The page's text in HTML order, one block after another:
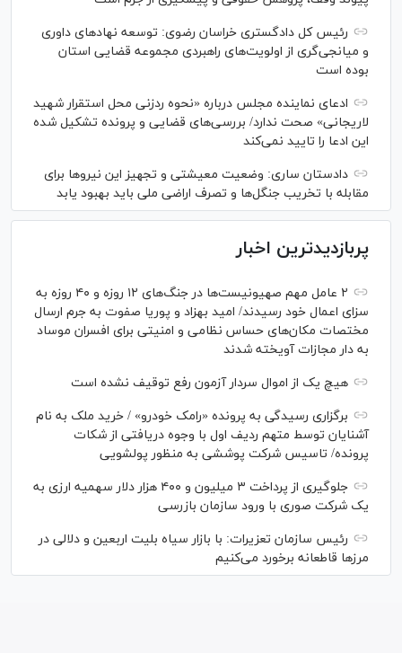
رئیس کل دادگستری خراسان رضوی: توسعه نهاد‌های داوری
و میانجی‌گری از اولویت‌های راهبردی مجموعه قضایی استان
بوده است
ادعای نماینده مجلس درباره «نحوه ردزنی محل استقرار شهید
لاریجانی» صحت ندارد/ بررسی‌های قضایی و پرونده تشکیل شده
این ادعا را تایید نمی‌کند
دادستان ساری: وضعیت معیشتی و تجهیز این نیرو‌ها برای
مقابله با تخریب جنگل‌ها و تصرف اراضی ملی باید بهبود یابد
پربازدیدترین اخبار
۲ عامل مهم صهیونیست‌ها در جنگ‌های ۱۲ روزه و ۴۰ روزه به
سزای اعمال خود رسیدند/ امید بهزاد و پوریا صفوت به جرم ارسال
مختصات مکان‌های حساس نظامی و امنیتی برای افسران موساد
به دار مجازات آویخته شدند
هیچ یک از اموال سردار آزمون رفع توقیف نشده است
برگزاری رسیدگی به پرونده «رامک خودرو» / خرید ملک به نام
آشنایان توسط متهم ردیف اول با وجوه دریافتی از شکات
پرونده/ تاسیس شرکت پوششی به منظور پولشویی
جلوگیری از پرداخت ۳ میلیون و ۴۰۰ هزار دلار سهمیه ارزی به
یک شرکت صوری با ورود سازمان بازرسی
رئیس سازمان تعزیرات: با بازار سیاه بلیت اربعین و دلالی در
مرز‌ها قاطعانه برخورد می‌کنیم